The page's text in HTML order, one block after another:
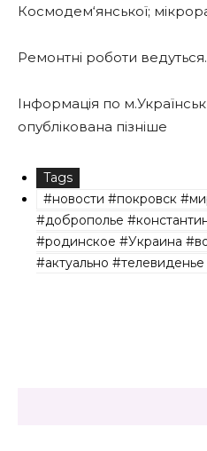
Космодем‘янської;
Ремонтні роботи ведуться.
Інформація по
опублікована пізніше
Tags
#новости #покровск
#доброполье
#родинское #Украина
#актуально #телевиденье